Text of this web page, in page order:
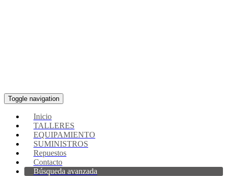
Toggle navigation
Inicio
TALLERES
EQUIPAMIENTO
SUMINISTROS
Repuestos
Contacto
Búsqueda avanzada